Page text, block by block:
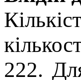
222.